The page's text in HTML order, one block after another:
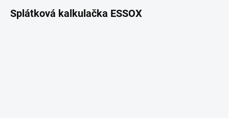
Splátková kalkulačka ESSOX